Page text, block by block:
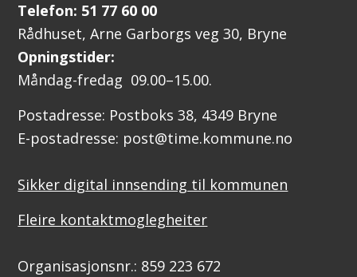
Telefon: 51 77 60 00
Rådhuset, Arne Garborgs veg 30, Bryne
Opningstider:
Måndag-fredag 09.00–15.00.
Postadresse: Postboks 38, 4349 Bryne
E-postadresse: post@time.kommune.no
Sikker digital innsending til kommunen
Fleire kontaktmoglegheiter
Organisasjonsnr.: 859 223 672